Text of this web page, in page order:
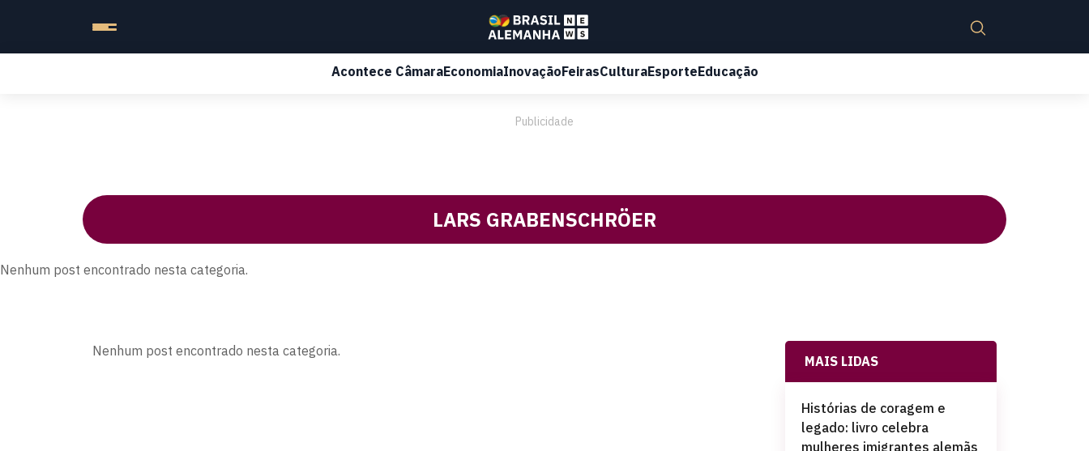
Acontece CâmaraEconomiaInovaçãoFeirasCulturaEsporteEducação
Publicidade
LARS GRABENSCHRÖER
Nenhum post encontrado nesta categoria.
Nenhum post encontrado nesta categoria.
MAIS LIDAS
Histórias de coragem e
legado: livro celebra
mulheres imigrantes alemãs